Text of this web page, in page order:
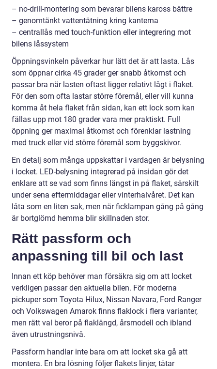
– no-drill-montering som bevarar bilens kaross bättre
– genomtänkt vattentätning kring kanterna
– centrallås med touch-funktion eller integrering mot
bilens låssystem
Öppningsvinkeln påverkar hur lätt det är att lasta. Lås
som öppnar cirka 45 grader ger snabb åtkomst och
passar bra när lasten oftast ligger relativt lågt i flaket.
För den som ofta lastar större föremål, eller vill kunna
komma åt hela flaket från sidan, kan ett lock som kan
fällas upp mot 180 grader vara mer praktiskt. Full
öppning ger maximal åtkomst och förenklar lastning
med truck eller vid större föremål som byggskivor.
En detalj som många uppskattar i vardagen är belysning
i locket. LED-belysning integrerad på insidan gör det
enklare att se vad som finns längst in på flaket, särskilt
under sena eftermiddagar eller vinterhalvåret. Det kan
låta som en liten sak, men när ficklampan gång på gång
är bortglömd hemma blir skillnaden stor.
Rätt passform och
anpassning till bil och last
Innan ett köp behöver man försäkra sig om att locket
verkligen passar den aktuella bilen. För moderna
pickuper som Toyota Hilux, Nissan Navara, Ford Ranger
och Volkswagen Amarok finns flaklock i flera varianter,
men rätt val beror på flaklängd, årsmodell och ibland
även utrustningsnivå.
Passform handlar inte bara om att locket ska gå att
montera. En bra lösning följer flakets linjer, tätar